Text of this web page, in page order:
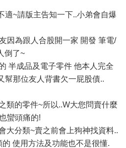
適~請版主告知一下..小弟會自爆
因為跟人合股開一家 開發 筆電/
倒了~
半成品及電子零件 他本人完全
幫那位友人背書欠一屁股債..
類的零件~所以..W大您問賣什麼
蠻頭痛的!
大分類~賣之前會上狗神找資料..
使用方法及功能也不是很懂.